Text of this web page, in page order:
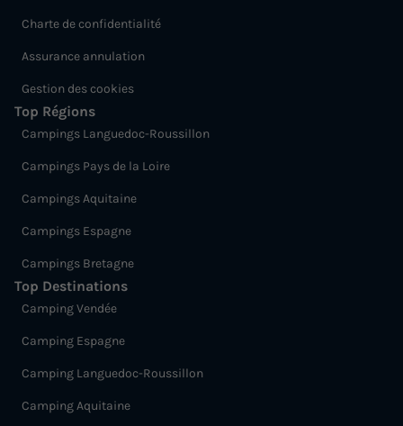
Charte de confidentialité
Assurance annulation
Gestion des cookies
Top Régions
Campings Languedoc-Roussillon
Campings Pays de la Loire
Campings Aquitaine
Campings Espagne
Campings Bretagne
Top Destinations
Camping Vendée
Camping Espagne
Camping Languedoc-Roussillon
Camping Aquitaine